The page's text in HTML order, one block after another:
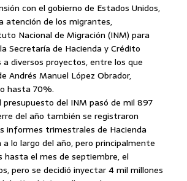
con el gobierno de Estados Unidos,
atención de los migrantes,
Nacional de Migración (INM) para
Secretaría de Hacienda y Crédito
a diversos proyectos, entre los que
Andrés Manuel López Obrador,
hasta 70%.
del INM pasó de mil 897
del año también se registraron
informes trimestrales de Hacienda
lo largo del año, pero principalmente
hasta el mes de septiembre, el
pero se decidió inyectar 4 mil millones